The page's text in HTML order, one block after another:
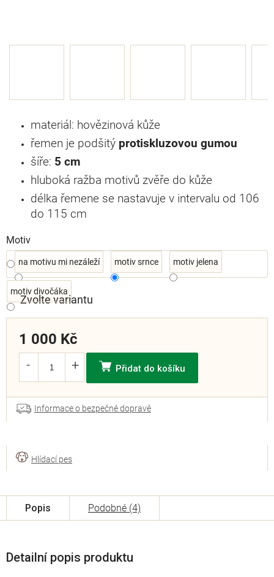
Zvolte variantu
Motiv
na motivu mi nezáleží motiv srnce motiv jelena
motiv divočáka
1 000 Kč
Přidat do košíku
materiál: hovězinová kůže
řemen je podšitý protiskluzovou gumou
šíře: 5 cm
hluboká ražba motivů zvěře do kůže
délka řemene se nastavuje v intervalu od 106
do 115 cm
Informace o bezpečné dopravě
Popis Podobné (4)
Detailní popis produktu